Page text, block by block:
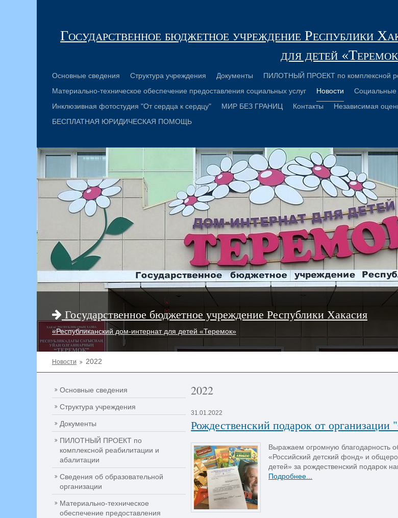
Государственное бюджетное учреждение Республики
для детей
Основные сведения Структура учреждения Документы
ПИЛОТНЫЙ ПРОЕКТ по комплексной
Материально-техническое обеспечение предоставления социальных услуг
Новости Социальные
Инклюзивная фотостудия "От сердца к сердцу"
МИР БЕЗ ГРАНИЦ Контакты Независимая
БЕСПЛАТНАЯ ЮРИДИЧЕСКАЯ ПОМОЩЬ
Государственное бюджетное учреждение Республики Хакасия
«Республиканский дом-интернат для детей «Теремок»
Новости 2022
Основные сведения
Структура учреждения
Документы
ПИЛОТНЫЙ ПРОЕКТ по
комплексной реабилитации и
абалитации
Сведения об образовательной
организации
Материально-техническое
обеспечение предоставления
2022
31.01.2022
Рождественский подарок от
Выражаем огромную благодарность
«Российский детский фонд» и
детей» за рождественский подарок
Подробнее...